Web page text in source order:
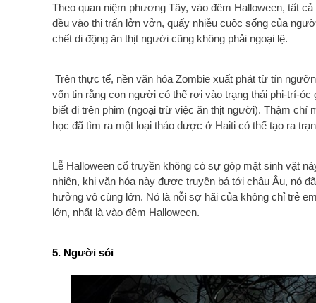
Theo quan niệm phương Tây, vào đêm Halloween, tất
đều vào thị trấn lởn vởn, quấy nhiễu cuộc sống của
chết di động ăn thịt người cũng không phải ngoại lệ.
Trên thực tế, nền văn hóa Zombie xuất phát từ tín
vốn tin rằng con người có thể rơi vào trạng thái phi-trí-óc
biết đi trên phim (ngoại trừ việc ăn thịt người). Thậm chí
học đã tìm ra một loại thảo dược ở Haiti có thể tạo ra
Lễ Halloween cổ truyền không có sự góp mặt sinh vật
nhiên, khi văn hóa này được truyền bá tới châu Âu, nó
hưởng vô cùng lớn. Nó là nỗi sợ hãi của không chỉ trẻ
lớn, nhất là vào đêm Halloween.
5. Người sói